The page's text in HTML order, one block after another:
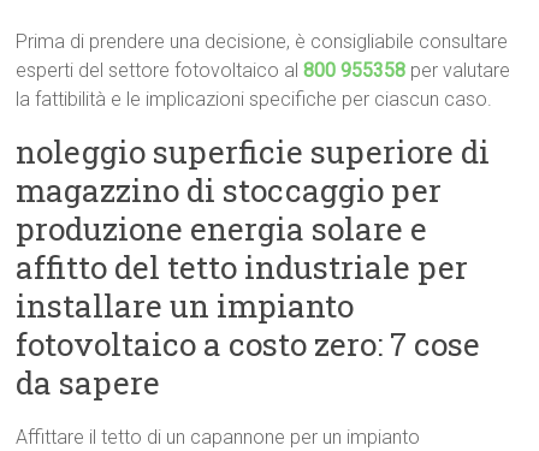
Prima di prendere una decisione, è consigliabile consultare
esperti del settore fotovoltaico al800 955358 per valutare
la fattibilità e le implicazioni specifiche per ciascun caso.
noleggio superficie superiore di
magazzino di stoccaggio per
produzione energia solare e
affitto del tetto industriale per
installare un impianto
fotovoltaico a costo zero: 7 cose
da sapere
Affittare il tetto di un capannone per un impianto